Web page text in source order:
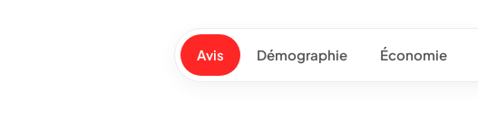
Avis Démographie Économie